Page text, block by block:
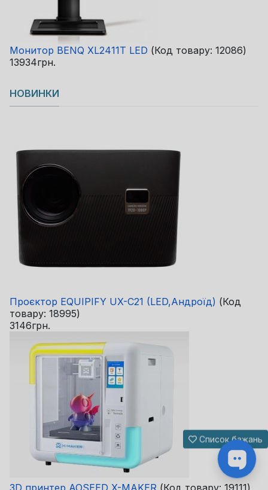
Монитор BENQ XL2411T LED (Код товару: 12086)
13934грн.
НОВИНКИ
Проєктор EQUIPIFY UX-C21 (LED,Андроїд) (Код
товару: 18995)
3146грн.
3D принтер AOSEED X-MAKER (Код товару: 19111)
Список бажань